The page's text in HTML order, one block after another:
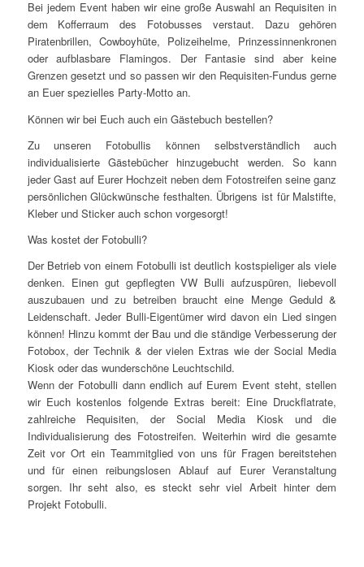
Bei jedem Event haben wir eine große Auswahl an Requisiten in
dem Kofferraum des Fotobusses verstaut. Dazu gehören
Piratenbrillen, Cowboyhüte, Polizeihelme, Prinzessinnenkronen
oder aufblasbare Flamingos. Der Fantasie sind aber keine
Grenzen gesetzt und so passen wir den Requisiten-Fundus gerne
an Euer spezielles Party-Motto an.
Können wir bei Euch auch ein Gästebuch bestellen?
Zu unseren Fotobullis können selbstverständlich auch
individualisierte Gästebücher hinzugebucht werden. So kann
jeder Gast auf Eurer Hochzeit neben dem Fotostreifen seine ganz
persönlichen Glückwünsche festhalten. Übrigens ist für Malstifte,
Kleber und Sticker auch schon vorgesorgt!
Was kostet der Fotobulli?
Der Betrieb von einem Fotobulli ist deutlich kostspieliger als viele
denken. Einen gut gepflegten VW Bulli aufzuspüren, liebevoll
auszubauen und zu betreiben braucht eine Menge Geduld &
Leidenschaft. Jeder Bulli-Eigentümer wird davon ein Lied singen
können! Hinzu kommt der Bau und die ständige Verbesserung der
Fotobox, der Technik & der vielen Extras wie der Social Media
Kiosk oder das wunderschöne Leuchtschild.
Wenn der Fotobulli dann endlich auf Eurem Event steht, stellen
wir Euch kostenlos folgende Extras bereit: Eine Druckflatrate,
zahlreiche Requisiten, der Social Media Kiosk und die
Individualisierung des Fotostreifen. Weiterhin wird die gesamte
Zeit vor Ort ein Teammitglied von uns für Fragen bereitstehen
und für einen reibungslosen Ablauf auf Eurer Veranstaltung
sorgen. Ihr seht also, es steckt sehr viel Arbeit hinter dem
Projekt Fotobulli.